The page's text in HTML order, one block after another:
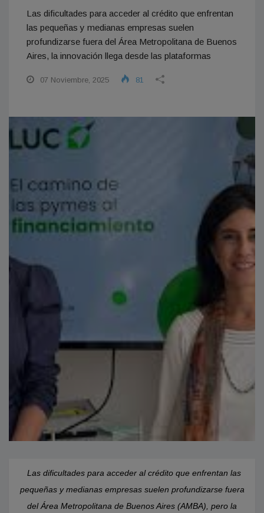
Las dificultades para acceder al crédito que enfrentan
las pequeñas y medianas empresas suelen
profundizarse fuera del Área Metropolitana de Buenos
Aires, la innovación llega desde las plataformas
07 Noviembre, 2025 81
Las dificultades para acceder al crédito que enfrentan las
pequeñas y medianas empresas suelen profundizarse fuera
del Área Metropolitana de Buenos Aires (AMBA), pero la